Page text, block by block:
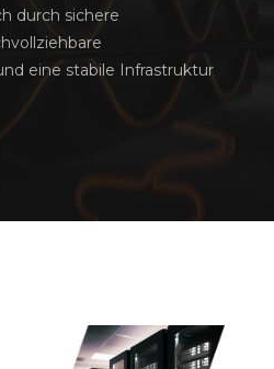
durch sichere
eine stabile Infrastruktur